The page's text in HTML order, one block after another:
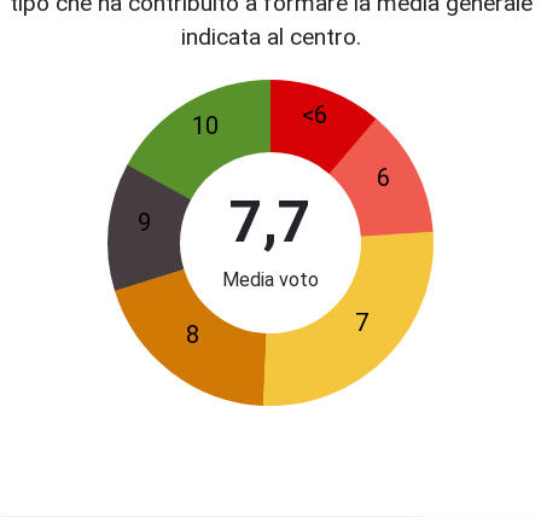
indicata al centro.
7,7
Media voto
<6
6
7
8
9
10